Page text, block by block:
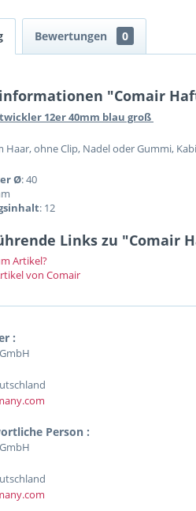
Bewertungen 0
"Comair
12er 40mm blau groß
Haar, ohne Clip, Nadel oder Gummi,
Ø: 40
: 12
Links zu "Comair
Artikel?
von Comair
:
Person :